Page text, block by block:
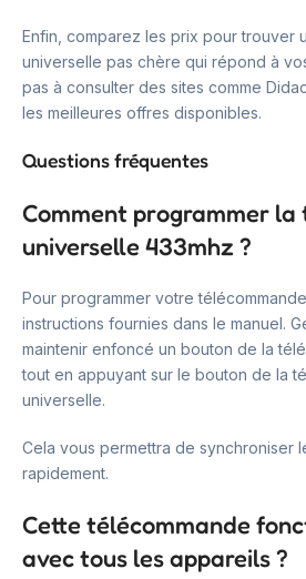
Enfin, comparez les prix pour trouver
universelle pas chère qui répond à
pas à consulter des sites comme
les meilleures offres disponibles.
Questions fréquentes
Comment programmer la
universelle 433mhz ?
Pour programmer votre
instructions fournies dans le manuel.
maintenir enfoncé un bouton de la
tout en appuyant sur le bouton de la
universelle.
Cela vous permettra de synchroniser
rapidement.
Cette télécommande
avec tous les appareils ?